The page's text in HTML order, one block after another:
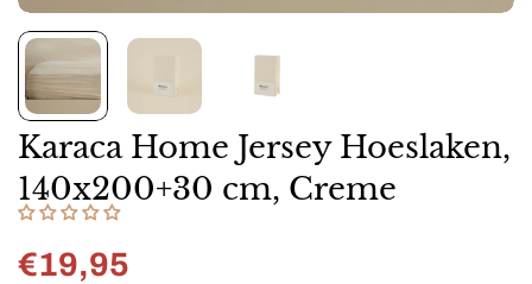
Karaca Home Jersey Hoeslaken,
140x200+30 cm, Creme
Normal
€19,95